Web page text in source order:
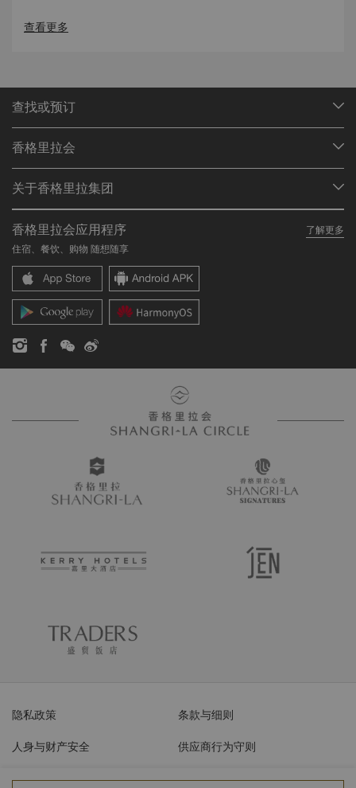
查看更多
查找或预订
查找预订
餐厅与酒吧
香格里拉会
加入香格里拉会
常见问题
联络我们
关于香格里拉集团
我们的酒店品牌
香格里拉中心
香格里拉公寓
联系方式
职业发展
企业社会责任
新闻稿
香格里拉会应用程序
了解更多
住宿、餐饮、购物 随想随享
隐私政策 条款与细则
人身与财产安全 供应商行为守则
网络安全